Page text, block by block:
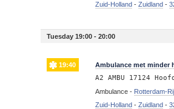
Zuid-Holland -Zuidland -
Tuesday 19:00 - 20:00
19:40 Ambulance met minder
A2 AMBU 17124
Ambulance - Rotterdam-
Zuid-Holland -Zuidland -